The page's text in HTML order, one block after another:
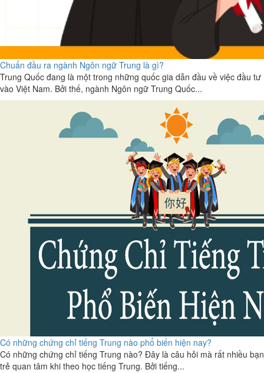
Chuẩn đầu ra ngành Ngôn ngữ Trung là gì?
Trung Quốc đang là một trong những quốc gia dẫn đầu về việc đầu tư
vào Việt Nam. Bởi thế, ngành Ngôn ngữ Trung Quốc...
Có những chứng chỉ tiếng Trung nào phổ biến hiện nay?
Có những chứng chỉ tiếng Trung nào? Đây là câu hỏi mà rất nhiều bạn
trẻ quan tâm khi theo học tiếng Trung. Bởi tiếng...